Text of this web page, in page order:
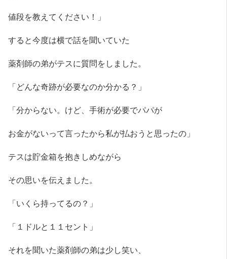
値段を教えてください！」
すると今度は横で話を聞いていた
薬剤師の弟がテスに質問をしました。
「どんな奇跡が必要なのか分かる？」
「分からない。けど、手術が必要でパパが
お金がないって言ったから私が払おうと思ったの」
テスは貯金箱を抱きしめながら
その思いを伝えました。
「いくら持ってるの？」
「１ドルと１１セント」
それを聞いた薬剤師の弟は少し笑い、